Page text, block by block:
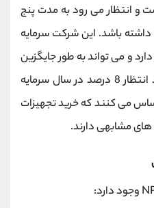
و انتظار می رود به مدت پنج
دلار درآمد داشته باشد. این شرکت سرمایه
و می تواند به طور جایگزین
با بازده مورد انتظار 8 درصد در سال سرمایه
می کنند که خرید تجهیزات
مشابهی دارند.